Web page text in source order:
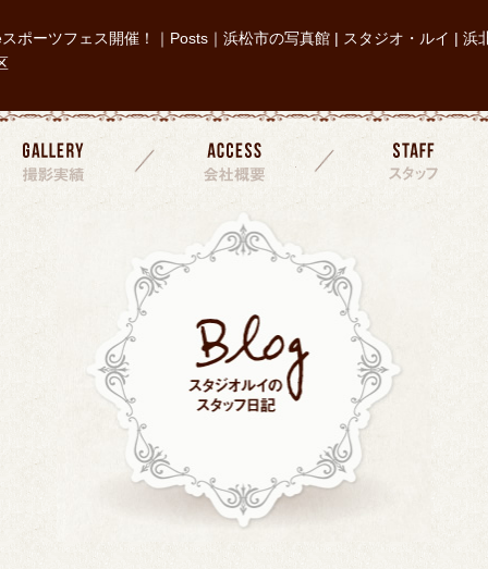
ポーツフェス開催！｜Posts｜浜松市の写真館 | スタジオ・ルイ | 浜
撮影実績 会社概要